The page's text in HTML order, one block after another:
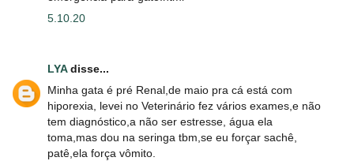
5.10.20
LYAdisse...
Minha gata é pré Renal,de maio pra cá está com
hiporexia, levei no Veterinário fez vários exames,e não
tem diagnóstico,a não ser estresse, água ela
toma,mas dou na seringa tbm,se eu forçar sachê,
patê,ela força vômito.